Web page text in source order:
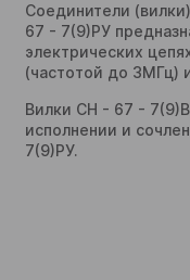
Соединители
67 - 7(9)РУ
электрических
(частотой до 3МГц)
Вилки СН - 67 -
исполнении и
7(9)РУ.